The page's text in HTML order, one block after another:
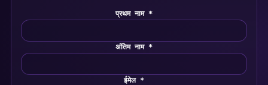
प्रथम नाम *
अंतिम नाम *
ईमेल *